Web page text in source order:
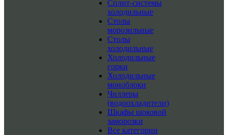
Сплит-системы
холодильные
Столы
морозильные
Столы
холодильные
Холодильные
горки
Холодильные
моноблоки
Чиллеры
(водоохладители)
Шкафы шоковой
заморозки
Все категории